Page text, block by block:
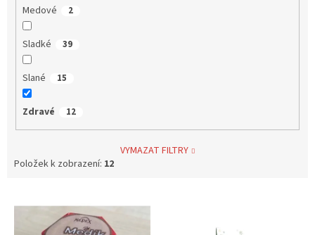
Medové 2
Sladké 39
Slané 15
Zdravé 12
VYMAZAT FILTRY
Položek k zobrazení: 12